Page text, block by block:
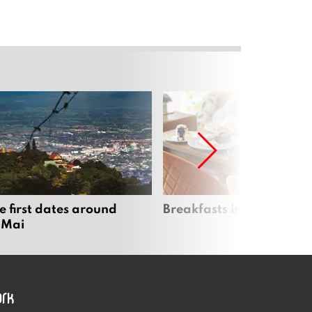
first dates around
Breakfasts in Chiang